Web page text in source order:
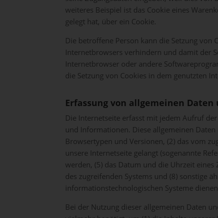
weiteres Beispiel ist das Cookie eines
gelegt hat, über ein Cookie.
Die betroffene Person kann die Setzung
Internetbrowsers verhindern und damit der
Internetbrowser oder andere
die Setzung von Cookies in dem genutzten
Erfassung von allgemeinen
Die Internetseite erfasst mit jedem Aufruf
und Informationen. Diese allgemeinen
Browsertypen und Versionen, (2) das vom
unsere Internetseite gelangt (sogenannte
werden, (5) das Datum und die Uhrzeit
des zugreifenden Systems und (8) sonstige
informationstechnologischen Systeme dienen.
Bei der Nutzung dieser allgemeinen Daten